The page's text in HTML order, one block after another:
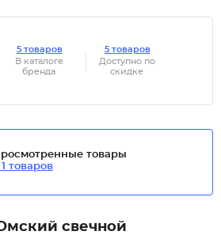
5 товаров
В каталоге
бренда
5 товаров
Доступно по
скидке
товары
товаров
свечной